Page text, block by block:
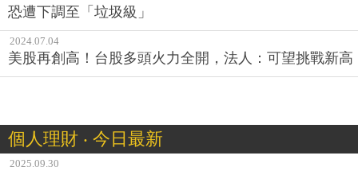
恐遭下調至「垃圾級」
2024.07.04
美股再創高！台股多頭火力全開，法人：可望挑戰新高
個人理財 ‧ 今日最新
2025.09.30